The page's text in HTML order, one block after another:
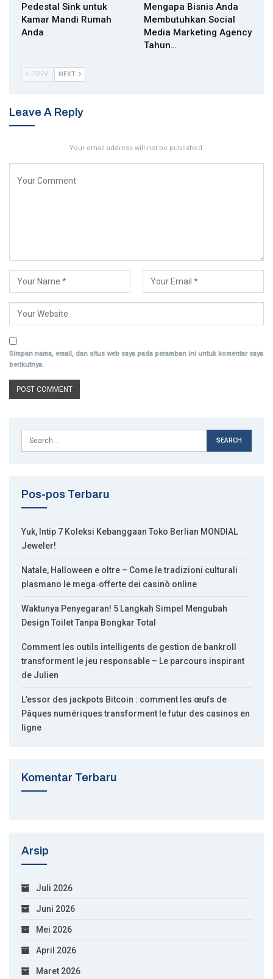
Pedestal Sink untuk
Kamar Mandi Rumah
Anda
Mengapa Bisnis Anda
Membutuhkan Social
Media Marketing Agency
Tahun…
PREV NEXT
Leave A Reply
Your email address will not be published.
Simpan nama, email, dan situs web saya pada peramban ini untuk komentar saya
berikutnya.
Pos-pos Terbaru
Yuk, Intip 7 Koleksi Kebanggaan Toko Berlian MONDIAL
Jeweler!
Natale, Halloween e oltre – Come le tradizioni culturali
plasmano le mega‑offerte dei casinò online
Waktunya Penyegaran! 5 Langkah Simpel Mengubah
Design Toilet Tanpa Bongkar Total
Comment les outils intelligents de gestion de bankroll
transforment le jeu responsable – Le parcours inspirant
de Julien
L’essor des jackpots Bitcoin : comment les œufs de
Pâques numériques transforment le futur des casinos en
ligne
Komentar Terbaru
Arsip
Juli 2026
Juni 2026
Mei 2026
April 2026
Maret 2026